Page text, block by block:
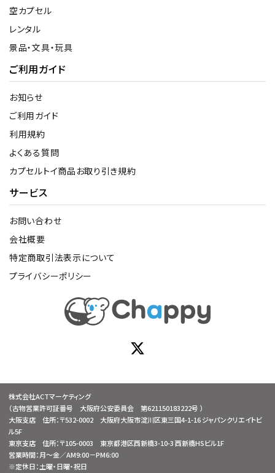
空カプセル
レンタル
景品・文具・玩具
ご利用ガイド
お知らせ
ご利用ガイド
利用規約
よくある質問
カプセルトイ商品お取り引き規約
サービス
お問い合わせ
会社概要
特定商取引法表示について
プライバシーポリシー
株式会社ACTマーケティング
（古物営業許可証番号 大阪府公安委員会 第621150183222号 ）
大阪支店 住所：〒532-0002 大阪府大阪市淀川区東三国4-1-16 ジャパンクリエイトビ
ル5F
東京支店 住所：〒105-0003 東京都港区西新橋3-10-3 西新橋HSビル1F
営業時間：月～金／AM9:00－PM6:00
※定休日：土曜・日曜・祝日